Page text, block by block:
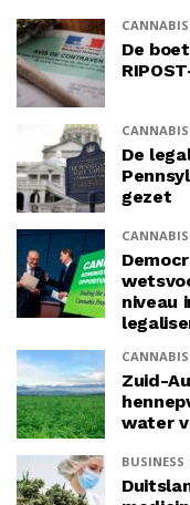
De
De
gezet
CANNABIS
niveau
Zuid-
water
BUSINESS